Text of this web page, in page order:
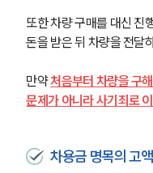
또한 차량 구매를 대신 진
돈을 받은 뒤 차량을 전달
만약 처음부터 차량을 구
문제가 아니라 사기죄로
차용금 명목의 고